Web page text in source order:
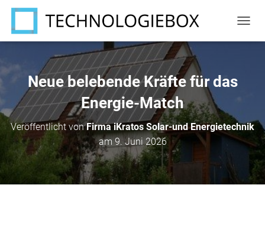
A
N
U
H
Neue belebende Kräfte für das
Energie-Match
Veröffentlicht vonFirma iKratos Solar-und Energietechnik
am9. Juni 2026